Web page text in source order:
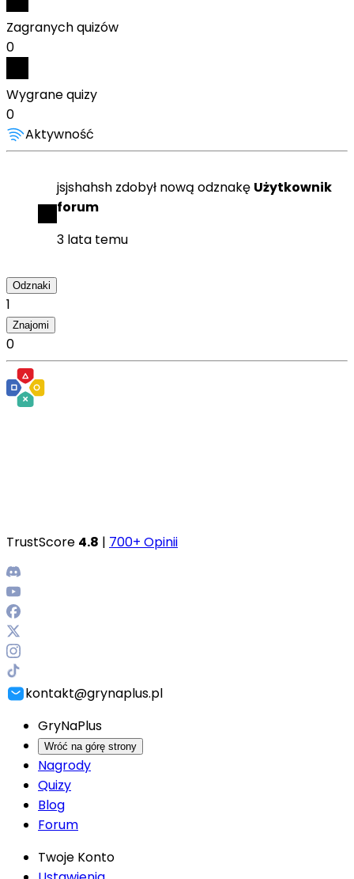
Zagranych quizów
0
Wygrane quizy
0
Aktywność
jsjshahsh zdobył nową odznakę Użytkownik
forum
3 lata temu
Odznaki
1
Znajomi
0
TrustScore 4.8 | 700+ Opinii
kontakt@grynaplus.pl
GryNaPlus
Wróć na górę strony
Nagrody
Quizy
Blog
Forum
Twoje Konto